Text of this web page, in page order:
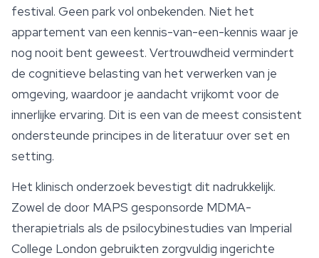
festival. Geen park vol onbekenden. Niet het
appartement van een kennis-van-een-kennis waar je
nog nooit bent geweest. Vertrouwdheid vermindert
de cognitieve belasting van het verwerken van je
omgeving, waardoor je aandacht vrijkomt voor de
innerlijke ervaring. Dit is een van de meest consistent
ondersteunde principes in de literatuur over set en
setting.
Het klinisch onderzoek bevestigt dit nadrukkelijk.
Zowel de door MAPS gesponsorde MDMA-
therapietrials als de psilocybinestudies van Imperial
College London gebruikten zorgvuldig ingerichte